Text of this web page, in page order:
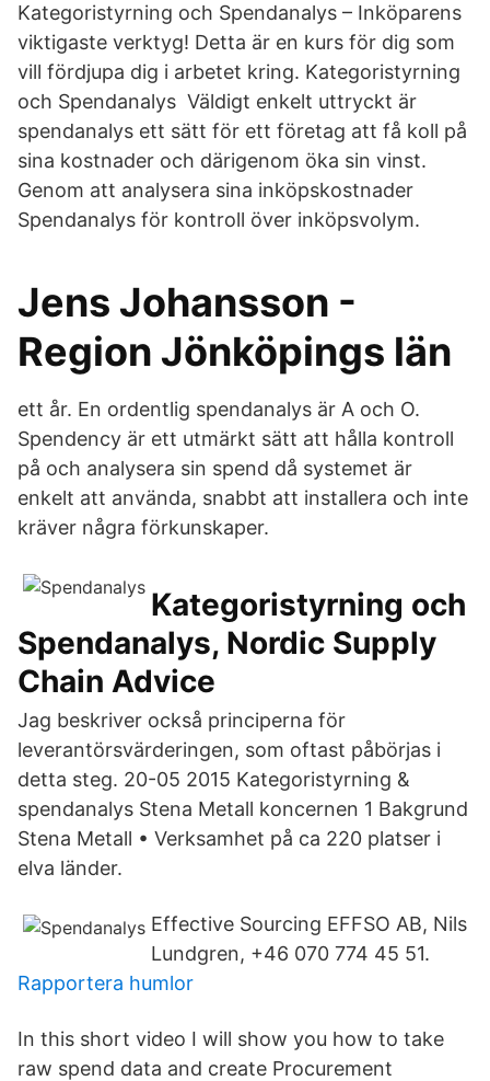
Kategoristyrning och Spendanalys – Inköparens
viktigaste verktyg! Detta är en kurs för dig som
vill fördjupa dig i arbetet kring. Kategoristyrning
och Spendanalys Väldigt enkelt uttryckt är
spendanalys ett sätt för ett företag att få koll på
sina kostnader och därigenom öka sin vinst.
Genom att analysera sina inköpskostnader
Spendanalys för kontroll över inköpsvolym.
Jens Johansson -
Region Jönköpings län
ett år. En ordentlig spendanalys är A och O.
Spendency är ett utmärkt sätt att hålla kontroll
på och analysera sin spend då systemet är
enkelt att använda, snabbt att installera och inte
kräver några förkunskaper.
Kategoristyrning och
Spendanalys, Nordic Supply
Chain Advice
Jag beskriver också principerna för
leverantörsvärderingen, som oftast påbörjas i
detta steg. 20-05 2015 Kategoristyrning &
spendanalys Stena Metall koncernen 1 Bakgrund
Stena Metall • Verksamhet på ca 220 platser i
elva länder.
Effective Sourcing EFFSO AB, Nils
Lundgren, +46 070 774 45 51.
Rapportera humlor
In this short video I will show you how to take
raw spend data and create Procurement